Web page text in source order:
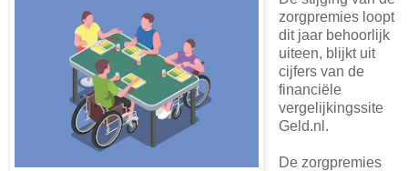
zorgpremies loopt
dit jaar behoorlijk
uiteen, blijkt uit
cijfers van de
financiële
vergelijkingssite
Geld.nl.
De zorgpremies